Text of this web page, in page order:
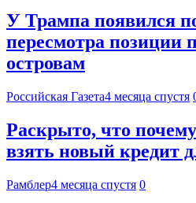
У Трампа появился
пересмотра позиции
островам
Российская Газета4 месяца спустя
Раскрыто, что
взять новый кредит
Рамблер4 месяца спустя 0